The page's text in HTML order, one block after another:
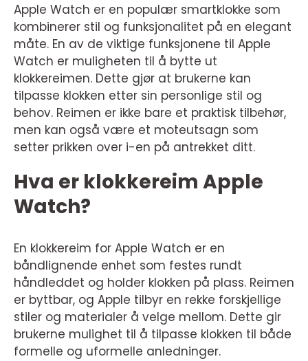
Apple Watch er en populær smartklokke som
kombinerer stil og funksjonalitet på en elegant
måte. En av de viktige funksjonene til Apple
Watch er muligheten til å bytte ut
klokkereimen. Dette gjør at brukerne kan
tilpasse klokken etter sin personlige stil og
behov. Reimen er ikke bare et praktisk tilbehør,
men kan også være et moteutsagn som
setter prikken over i-en på antrekket ditt.
Hva er klokkereim Apple
Watch?
En klokkereim for Apple Watch er en
båndlignende enhet som festes rundt
håndleddet og holder klokken på plass. Reimen
er byttbar, og Apple tilbyr en rekke forskjellige
stiler og materialer å velge mellom. Dette gir
brukerne mulighet til å tilpasse klokken til både
formelle og uformelle anledninger.